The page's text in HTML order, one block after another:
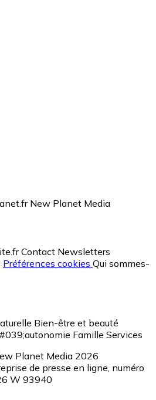
New Planet Media
Contact Newsletters
Préférences cookies Qui sommes-
Bien-être et beauté
Famille Services
Planet Media 2026
de presse en ligne, numéro
W 93940